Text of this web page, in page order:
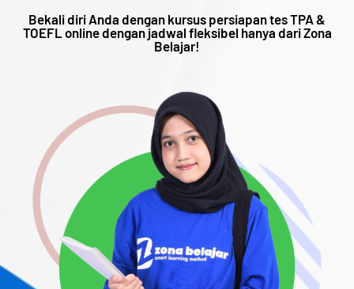
Bekali diri Anda dengan kursus persiapan tes TPA &
TOEFL online dengan jadwal fleksibel hanya dari Zona
Belajar!